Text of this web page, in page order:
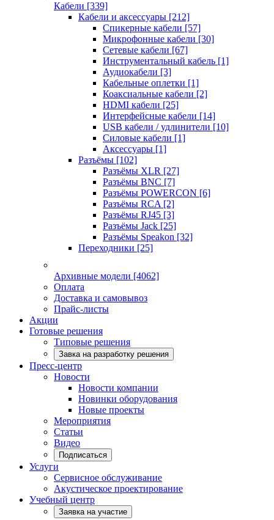
Кабели [339]
Кабели и аксессуары [212]
Спикерные кабели [57]
Микрофонные кабели [30]
Сетевые кабели [67]
Инструментальный кабель [1]
Аудиокабели [3]
Кабельные оплетки [1]
Коаксиальные кабели [2]
HDMI кабели [25]
Интерфейсные кабели [14]
USB кабели / удлинители [10]
Силовые кабели [1]
Аксессуары [1]
Разъёмы [102]
Разъёмы XLR [27]
Разъёмы BNC [7]
Разъёмы POWERCON [6]
Разъёмы RCA [2]
Разъёмы RJ45 [3]
Разъёмы Jack [25]
Разъёмы Speakon [32]
Переходники [25]
Архивные модели [4062]
Оплата
Доставка и самовывоз
Прайс-листы
Акции
Готовые решения
Типовые решения
Завка на разработку решения
Пресс-центр
Новости
Новости компании
Новинки оборудования
Новые проекты
Мероприятия
Статьи
Видео
Подписаться
Услуги
Сервисное обслуживание
Акустическое проектирование
Учебный центр
Заявка на участие